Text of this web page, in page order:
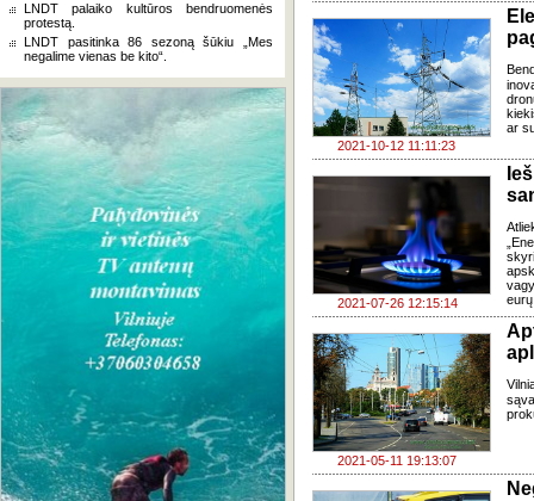
LNDT palaiko kultūros bendruomenės
protestą.
LNDT pasitinka 86 sezoną šūkiu „Mes
negalime vienas be kito“.
2021-10-12 11:11:23
ar
2021-07-26 12:15:14
2021-05-11 19:13:07